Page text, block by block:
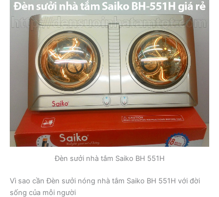
Đèn sưởi nhà tắm Saiko BH 551H
Vì sao cần Đèn sưởi nóng nhà tắm Saiko BH 551H với đời
sống của mỗi người